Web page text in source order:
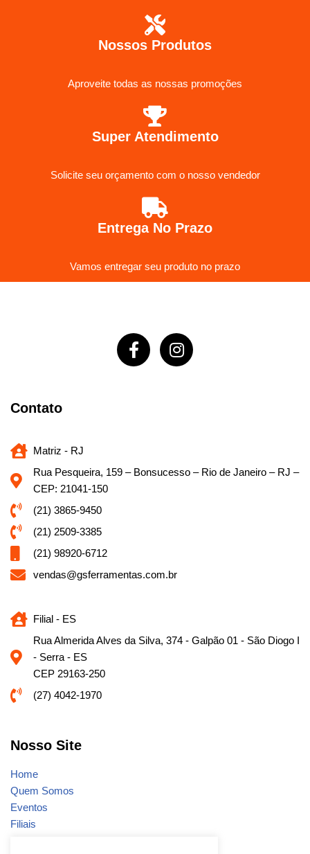
Nossos Produtos
Aproveite todas as nossas promoções
Super Atendimento
Solicite seu orçamento com o nosso vendedor
Entrega No Prazo
Vamos entregar seu produto no prazo
Contato
Matriz - RJ
Rua Pesqueira, 159 – Bonsucesso – Rio de Janeiro – RJ –
CEP: 21041-150
(21) 3865-9450
(21) 2509-3385
(21) 98920-6712
vendas@gsferramentas.com.br
Filial - ES
Rua Almerida Alves da Silva, 374 - Galpão 01 - São Diogo I
- Serra - ES
CEP 29163-250
(27) 4042-1970
Nosso Site
Home
Quem Somos
Eventos
Filiais